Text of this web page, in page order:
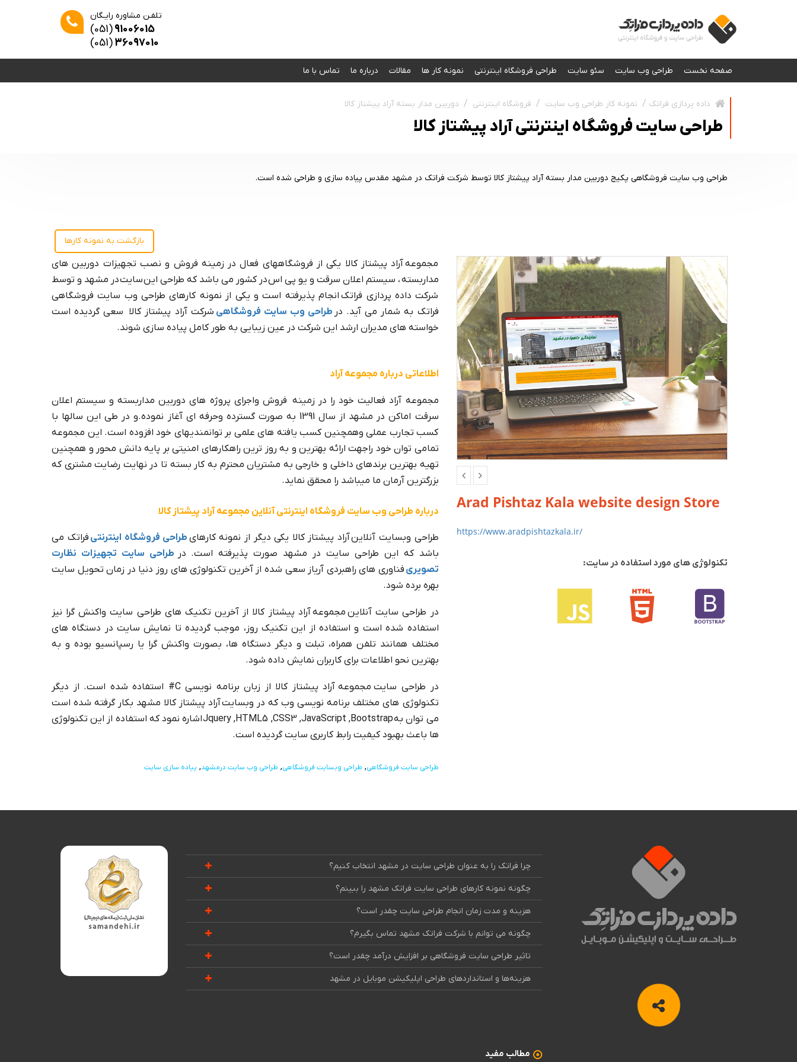
تلفـن مشاوره رایـگان
91006015
(051)
36097010
(051)
صفحه نخست طراحی وب سایت سئو سایت طراحی فروشگاه اینترنتی نمونه کار‌ ها مقالات درباره ما تماس با ما
داده پردازی فراتک نمونه کار طراحی وب سایت فروشگاه اینترنتی دوربین مدار بسته آراد پیشتاز کالا
طراحی سایت فروشگاه اینترنتی آراد پیشتاز کالا
طراحی وب سایت فروشگاهی پکیج دوربین مدار بسته آراد پیشتاز کالا توسط شرکت فراتک در مشهد مقدس پیاده سازی و طراحی شده است.
بازگشت به نمونه کارها
Arad Pishtaz Kala website design Store
https://www.aradpishtazkala.ir/
تکنولوژی های مورد استفاده در سایت:
مجموعه آراد پیشتاز کالا یکی از فروشگاههای فعال در زمینه فروش و نصب تجهیزات دوربین های
مداربسته ، سیستم اعلان سرقت و یو پی اس در کشور می باشد که طراحی این سایت در مشهد و توسط
شرکت داده پردازی فراتک انجام پذیرفته است و یکی از نمونه کارهای طراحی وب سایت فروشگاهی
فراتک به شمار می آید. در طراحی وب سایت فروشگاهی شرکت آراد پیشتاز کالا سعی گردیده است
خواسته های مدیران ارشد این شرکت در عین زیبایی به طور کامل پیاده سازی شوند.
اطلاعاتی درباره مجموعه آراد
مجموعه آراد فعالیت خود را در زمینه فروش واجرای پروژه های دوربین مداربسته و سیستم اعلان
سرقت اماکن در مشهد از سال 1391 به صورت گسترده وحرفه ای آغاز نموده.و در طی این سالها با
کسب تجارب عملی وهمچنین کسب یافته های علمی بر توانمندیهای خود افزوده است. این مجموعه
تمامی توان خود راجهت ارائه بهترین و به روز ترین راهکارهای امنیتی بر پایه دانش محور و همچنین
تهیه بهترین برندهای داخلی و خارجی به مشتریان محترم به کار بسته تا در نهایت رضایت مشتری که
بزرگترین آرمان ما میباشد را محقق نماید.
درباره طراحی وب سایت فروشگاه اینترنتی آنلاین مجموعه آراد پیشتاز کالا
طراحی وبسایت آنلاین آراد پیشتاز کالا یکی دیگر از نمونه کارهای طراحی فروشگاه اینترنتی فراتک می
باشد که این طراحی سایت در مشهد صورت پذیرفته است. در طراحی سایت تجهیزات نظارت
تصویری فناوری های راهبردی آریاز سعی شده از آخرین تکنولوژی های روز دنیا در زمان تحویل سایت
بهره برده شود.
در طراحی سایت آنلاین مجموعه آراد پیشتاز کالا از آخرین تکنیک های طراحی سایت واکنش گرا نیز
استفاده شده است و استفاده از این تکنیک روز، موجب گردیده تا نمایش سایت در دستگاه های
مختلف همانند تلفن همراه، تبلت و دیگر دستگاه ها، بصورت واکنش گرا یا رسپانسیو بوده و به
بهترین نحو اطلاعات برای کاربران نمایش داده شود.
در طراحی سایت مجموعه آراد پیشتاز کالا از زبان برنامه نویسی C# استفاده شده است. از دیگر
تکنولوژی های مختلف برنامه نویسی وب که در وبسایت آراد پیشتاز کالا مشهد بکار گرفته شده است
می توان به Jquery ,HTML5 ,CSS3 ,JavaScript ,Bootstrap اشاره نمود که استفاده از این تکنولوژی
ها باعث بهبود کیفیت رابط کاربری سایت گردیده است.
طراحی سایت فروشگاهی طراحی وبسایت فروشگاهی طراحی وب سایت درمشهد پیاده سازی سایت
چرا فراتک را به عنوان طراحی سایت در مشهد انتخاب کنیم؟
چگونه نمونه کارهای طراحی سایت فراتک مشهد را ببینم؟
هزینه و مدت زمان انجام طراحی سایت چقدر است؟
چگونه می توانم با شرکت فراتک مشهد تماس بگیرم؟
تاثیر طراحی سایت فروشگاهی بر افزایش درآمد چقدر است؟
هزینه‌ها و استانداردهای طراحی اپلیکیشن موبایل در مشهد
مطالب مفید